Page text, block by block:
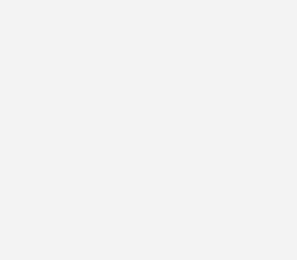
bin ich damit einverstanden, über
Angebote
und eine Abmeldung ist
Umgang mit Daten finden Sie